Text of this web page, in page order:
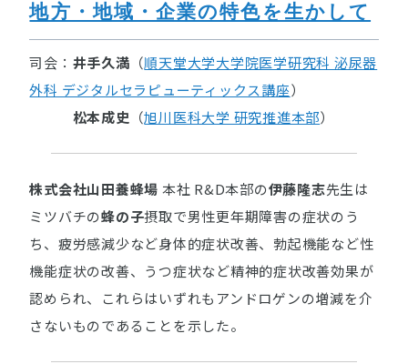
地方・地域・企業の特色を生かして
司会： 井手久満 （順天堂大学大学院医学研究科 泌尿器
外科 デジタルセラピューティックス講座）
松本成史 （旭川医科大学 研究推進本部）
株式会社山田養蜂場 本社 R&D本部の伊藤隆志先生は
ミツバチの蜂の子摂取で男性更年期障害の症状のう
ち、疲労感減少など身体的症状改善、勃起機能など性
機能症状の改善、うつ症状など精神的症状改善効果が
認められ、これらはいずれもアンドロゲンの増減を介
さないものであることを示した。